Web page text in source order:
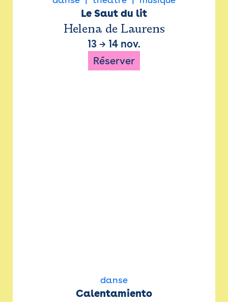
Le Saut du lit
Helena de Laurens
13 → 14 nov.
Réserver
danse
Calentamiento